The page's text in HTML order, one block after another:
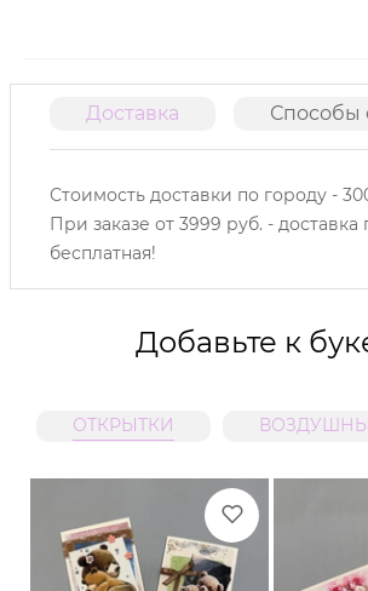
Доставка Способы
Стоимость доставки по городу -
При заказе от 3999 руб. - доставка
бесплатная!
Добавьте к
ОТКРЫТКИ